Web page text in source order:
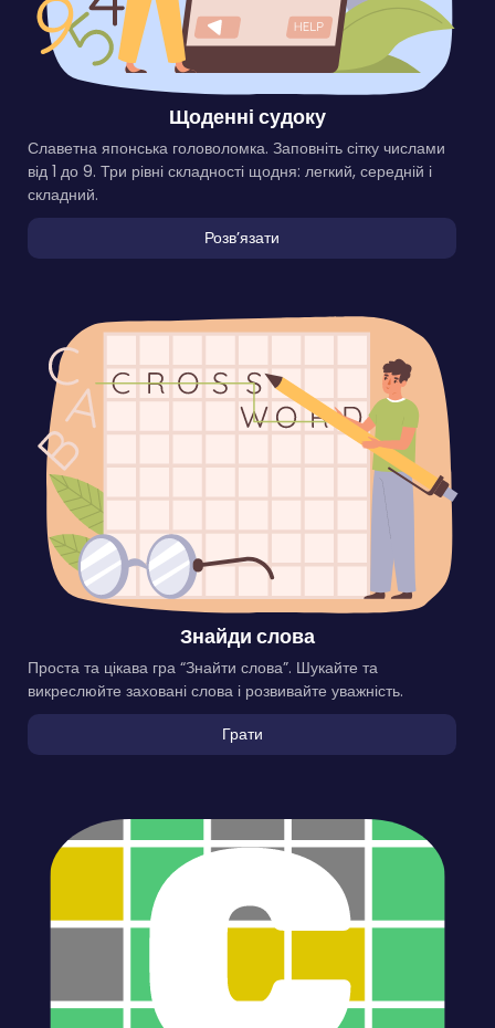
Щоденні судоку
Славетна японська головоломка. Заповніть сітку числами
від 1 до 9. Три рівні складності щодня: легкий, середній і
складний.
Розвʼязати
Знайди слова
Проста та цікава гра “Знайти слова”. Шукайте та
викреслюйте заховані слова і розвивайте уважність.
Грати